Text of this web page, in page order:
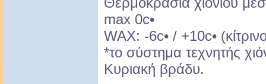
max 0c•
WAX: -6c• / +10c•
*το σύστημα τεχνητής
Κυριακή βράδυ.